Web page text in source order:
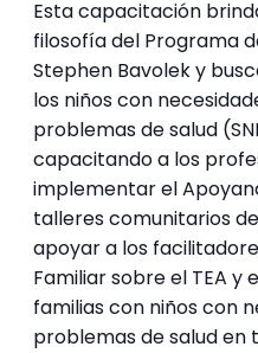
Esta capacitación
filosofía del Programa
Stephen Bavolek y
los niños con
problemas de salud
capacitando a los
implementar el
talleres comunitarios
apoyar a los
Familiar sobre el TEA y
familias con niños con
problemas de salud en